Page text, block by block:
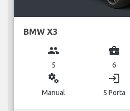
BMW X3
group
5
business_center
6
miscellaneous_services
Manual
login
5 Porta